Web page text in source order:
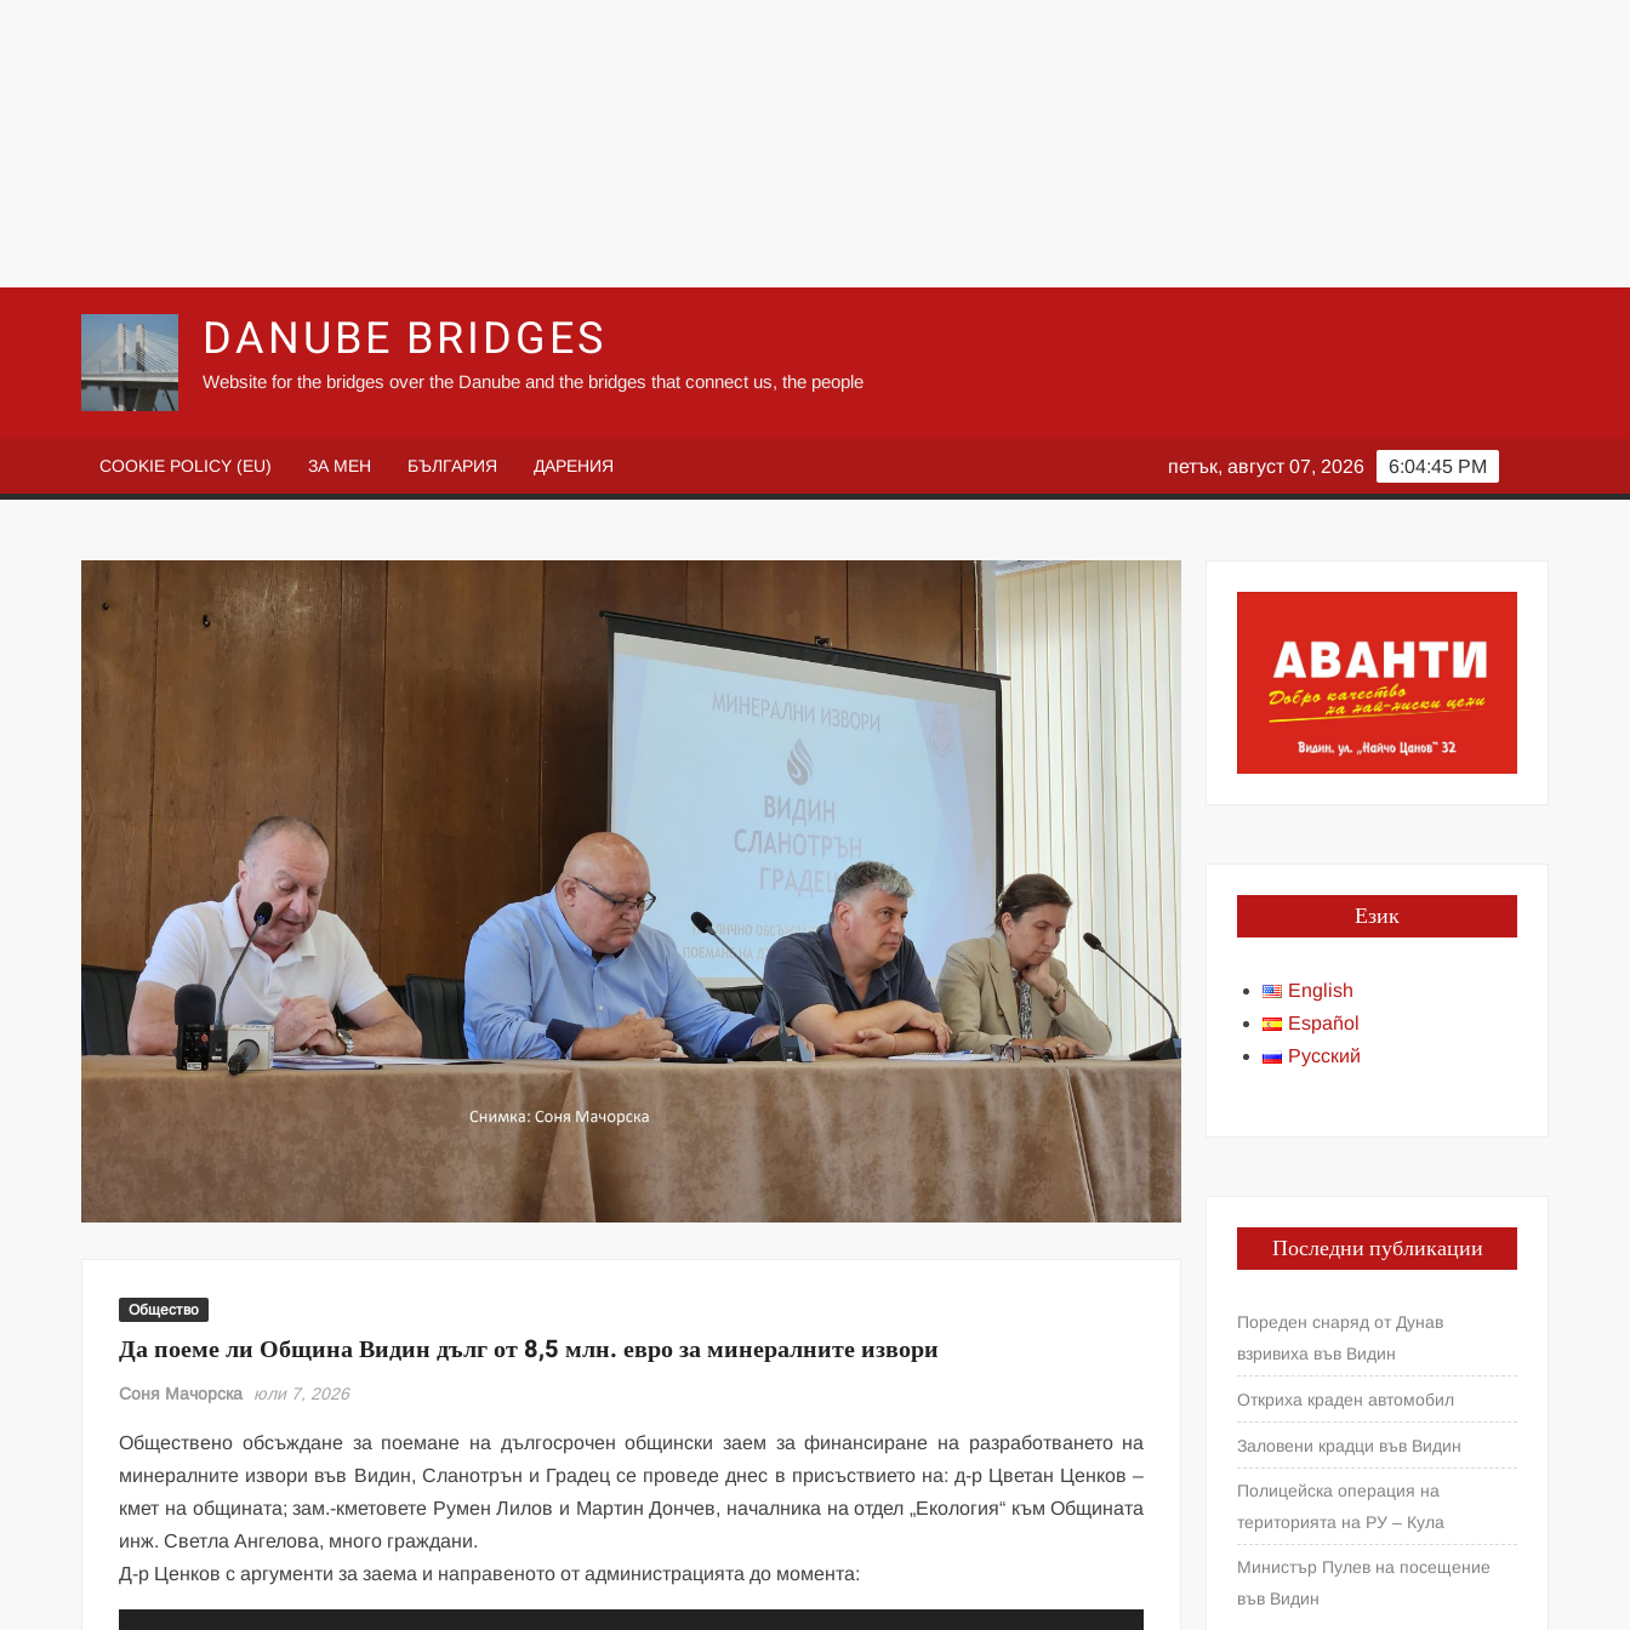
DANUBE BRIDGES
Website for the bridges over the Danube and the bridges that connect us, the people
COOKIE POLICY (EU) ЗА МЕН БЪЛГАРИЯ ДАРЕНИЯ 6:04:47 PM
петък, август 07, 2026
Общество
Да поеме ли Община Видин дълг от 8,5 млн. евро за минералните извори
Соня Мачорска юли 7, 2026
Обществено обсъждане за поемане на дългосрочен общински заем за финансиране на разработването на
минералните извори във Видин, Сланотрън и Градец се проведе днес в присъствието на: д-р Цветан Ценков –
кмет на общината; зам.-кметовете Румен Лилов и Мартин Дончев, началника на отдел „Екология“ към Общината
инж. Светла Ангелова, много граждани.
Д-р Ценков с аргументи за заема и направеното от администрацията до момента:
Език
English
Español
Русский
Последни публикации
Пореден снаряд от Дунав
взривиха във Видин
Откриха краден автомобил
Заловени крадци във Видин
Полицейска операция на
територията на РУ – Кула
Министър Пулев на посещение
във Видин